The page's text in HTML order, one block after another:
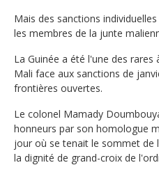
Mais des sanctions
les membres de la junte
La Guinée a été l'une des rares
Mali face aux sanctions de
frontières ouvertes.
Le colonel Mamady
honneurs par son homologue
jour où se tenait le sommet de
la dignité de grand-croix de